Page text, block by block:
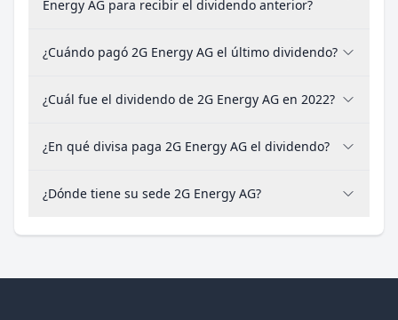
Energy AG para recibir el dividendo anterior?
¿Cuándo pagó 2G Energy AG el último dividendo?
¿Cuál fue el dividendo de 2G Energy AG en 2022?
¿En qué divisa paga 2G Energy AG el dividendo?
¿Dónde tiene su sede 2G Energy AG?